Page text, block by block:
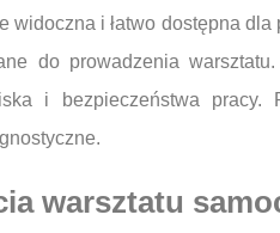
i łatwo dostępna
do prowadzenia
i bezpieczeństwa
warsztatu